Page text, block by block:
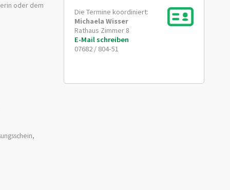
oder dem
Die Termine koordiniert:
Michaela Wisser
Rathaus Zimmer 8
E-Mail schreiben
07682 / 804-51